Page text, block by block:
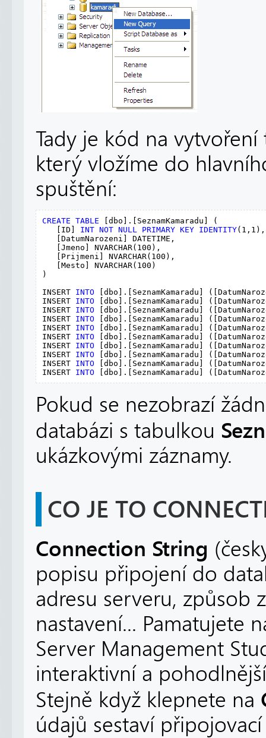
Tady je kód na
který vložíme do
spuštění:
CREATE TABLE [dbo].[SeznamKamaradu] (
   [ID]
INT NOT NULL PRIMARY KEY IDENTITY(1,1),
   [DatumNarozeni] DATETIME,
   [Jmeno] NVARCHAR(100),
   [Prijmeni] NVARCHAR(100),
   [Mesto] NVARCHAR(100)
)
INSERT INTO [dbo].[SeznamKamaradu]
INSERT INTO [dbo].[SeznamKamaradu]
INSERT INTO [dbo].[SeznamKamaradu]
INSERT INTO [dbo].[SeznamKamaradu]
INSERT INTO [dbo].[SeznamKamaradu]
INSERT INTO [dbo].[SeznamKamaradu]
INSERT INTO [dbo].[SeznamKamaradu]
INSERT INTO [dbo].[SeznamKamaradu]
INSERT INTO [dbo].[SeznamKamaradu]
INSERT INTO [dbo].[SeznamKamaradu]
Pokud se nezobrazí
databázi s tabulkou
ukázkovými záznamy.
CO JE TO
Connection String
popisu připojení do
adresu serveru, způsob
nastavení... Pamatujete
Server Management
interaktivní a
Stejně když klepnete na
údajů sestaví